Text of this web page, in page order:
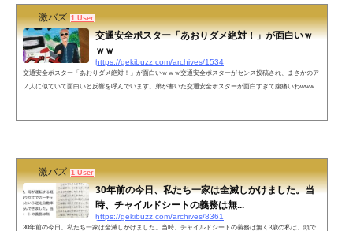
激バズ 1 User
交通安全ポスター「あおりダメ絶対！」が面白いｗ
ｗｗ
https://gekibuzz.com/archives/1534
交通安全ポスター「あおりダメ絶対！」が面白いｗｗｗ交通安全ポスターがセンス投稿され、まさかのア
ノ人に似ていて面白いと反響を呼んでいます。弟が書いた交通安全ポスターが面白すぎて腹痛いわwwww
激バズ 1 User
30年前の今日、私たち一家は全滅しかけました。当
時、チャイルドシートの義務は無...
https://gekibuzz.com/archives/8361
30年前の今日、私たち一家は全滅しかけました。当時、チャイルドシートの義務は無く3歳の私は、頭で